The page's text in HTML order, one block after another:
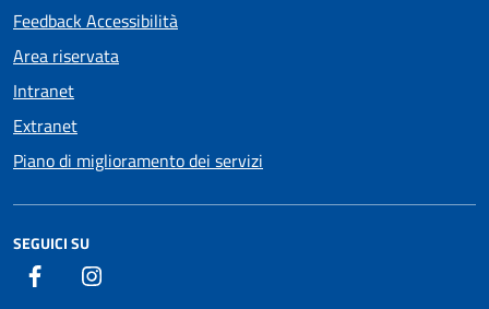
Feedback Accessibilità
Area riservata
Intranet
Extranet
Piano di miglioramento dei servizi
SEGUICI SU